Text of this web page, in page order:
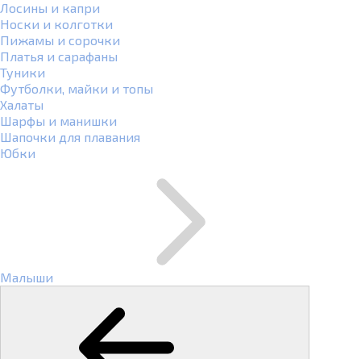
Лосины и капри
Носки и колготки
Пижамы и сорочки
Платья и сарафаны
Туники
Футболки, майки и топы
Халаты
Шарфы и манишки
Шапочки для плавания
Юбки
Малыши